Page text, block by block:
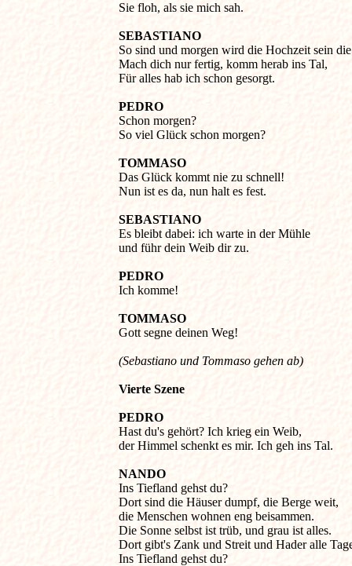
Sie floh, als sie mich sah.
SEBASTIANO
So sind und morgen wird die Hochzeit sein
Mach dich nur fertig, komm herab ins Tal,
Für alles hab ich schon gesorgt.
PEDRO
Schon morgen?
So viel Glück schon morgen?
TOMMASO
Das Glück kommt nie zu schnell!
Nun ist es da, nun halt es fest.
SEBASTIANO
Es bleibt dabei: ich warte in der Mühle
und führ dein Weib dir zu.
PEDRO
Ich komme!
TOMMASO
(Sebastiano und Tommaso gehen ab)
PEDRO
Hast du's gehört? Ich krieg ein Weib,
der Himmel schenkt es mir. Ich geh ins Tal.
NANDO
Ins Tiefland gehst du?
Dort sind die Häuser dumpf, die Berge weit,
die Menschen wohnen eng beisammen.
Die Sonne selbst ist trüb, und grau ist alles.
Dort gibt's Zank und Streit und Hader alle
Ins Tiefland gehst du?